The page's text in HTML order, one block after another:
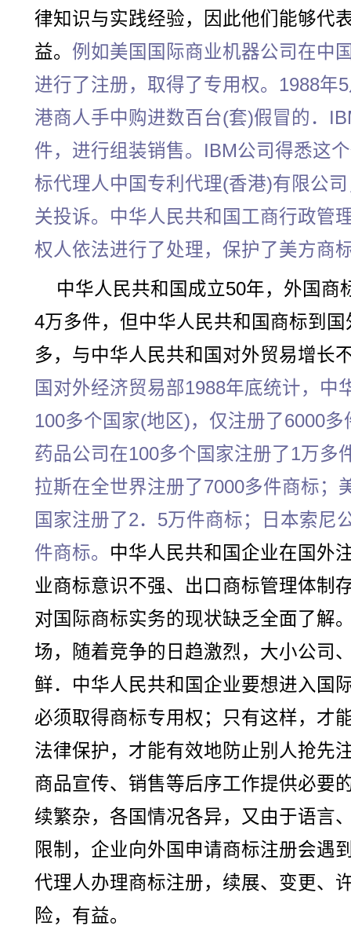
律知识与实践经验，因此他们能够代
益。 例如美国国际商业机器公司在中
进行了注册，取得了专用权。1988年
港商人手中购进数百台(套)假冒的．
件，进行组装销售。IBM公司得悉这
标代理人中国专利代理(香港)有限公
关投诉。中华人民共和国工商行政管
权人依法进行了处理，保护了美方商
中华人民共和国成立50年，外国商
4万多件，但中华人民共和国商标到
多，与中华人民共和国对外贸易增长
国对外经济贸易部1988年底统计，中
100多个国家(地区)，仅注册了6000
药品公司在100多个国家注册了1万多
拉斯在全世界注册了7000多件商标；
国家注册了2．5万件商标；日本索尼
件商标。 中华人民共和国企业在国外
业商标意识不强、出口商标管理体制
对国际商标实务的现状缺乏全面了解
场，随着竞争的日趋激烈，大小公司
鲜．中华人民共和国企业要想进入国
必须取得商标专用权；只有这样，才
法律保护，才能有效地防止别人抢先
商品宣传、销售等后序工作提供必要
续繁杂，各国情况各异，又由于语言
限制，企业向外国申请商标注册会遇
代理人办理商标注册，续展、变更、
险，有益。